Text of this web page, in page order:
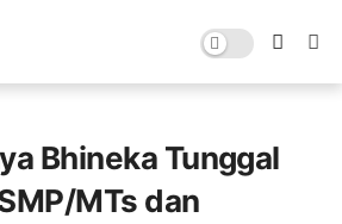
Bhineka Tunggal
MTs dan